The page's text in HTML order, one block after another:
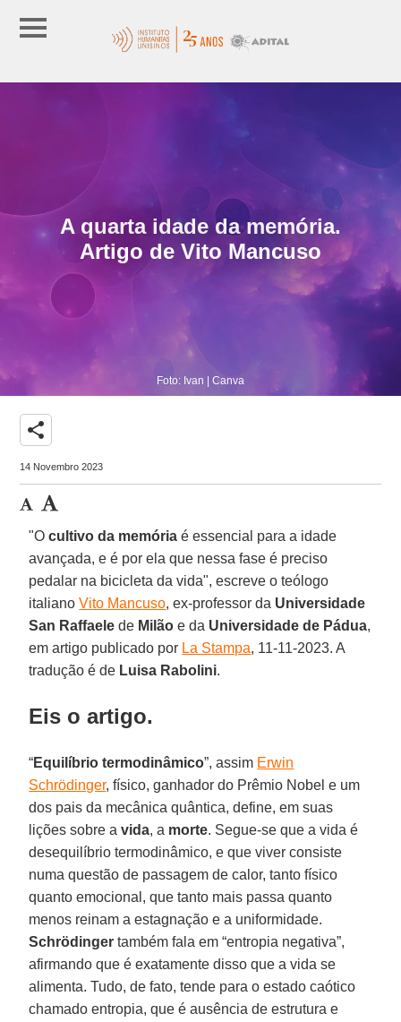
A quarta idade da memória.
Artigo de Vito Mancuso
Foto: Ivan | Canva
share
14 Novembro 2023
"Ocultivo da memória é essencial para a idade
avançada, e é por ela que nessa fase é preciso
pedalar na bicicleta da vida", escreve o teólogo
italianoVito Mancuso, ex-professor da Universidade
San Raffaele de Milão e da Universidade de Pádua,
em artigo publicado por La Stampa, 11-11-2023. A
tradução é de Luisa Rabolini.
Eis o artigo.
“Equilíbrio termodinâmico”, assim Erwin
Schrödinger, físico, ganhador do Prêmio Nobel e um
dos pais da mecânica quântica, define, em suas
lições sobre avida, a morte. Segue-se que a vida é
desequilíbrio termodinâmico, e que viver consiste
numa questão de passagem de calor, tanto físico
quanto emocional, que tanto mais passa quanto
menos reinam a estagnação e a uniformidade.
Schrödinger também fala em “entropia negativa”,
afirmando que é exatamente disso que a vida se
alimenta. Tudo, de fato, tende para o estado caótico
chamado entropia, que é ausência de estrutura e